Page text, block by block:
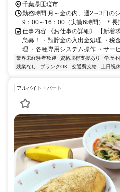
千葉県匝瑳市
勤務時間 月～金の内、週2～3日の
9：00～16：00（実働6時間） ＊長
仕事内容 《お仕事の詳細》 【新着
急募！ ・預貯金の入出金処理 ・税
理 ・各種専用システム操作 ・サー
業界未経験者歓迎 資格取得支援あり 学歴不
残業なし
ブランクOK 交通費支給 土日祝
アルバイト・パート